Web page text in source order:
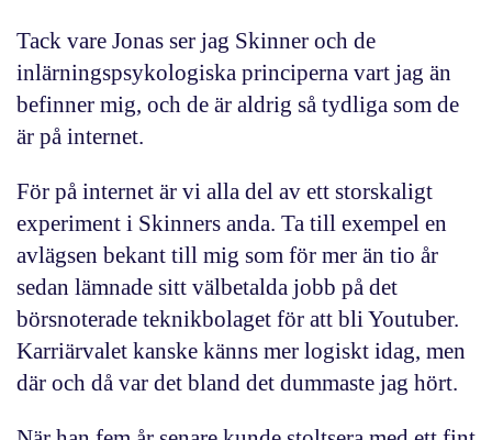
Tack vare Jonas ser jag Skinner och de
inlärningspsykologiska principerna vart jag än
befinner mig, och de är aldrig så tydliga som de
är på internet.
För på internet är vi alla del av ett storskaligt
experiment i Skinners anda. Ta till exempel en
avlägsen bekant till mig som för mer än tio år
sedan lämnade sitt välbetalda jobb på det
börsnoterade teknikbolaget för att bli Youtuber.
Karriärvalet kanske känns mer logiskt idag, men
där och då var det bland det dummaste jag hört.